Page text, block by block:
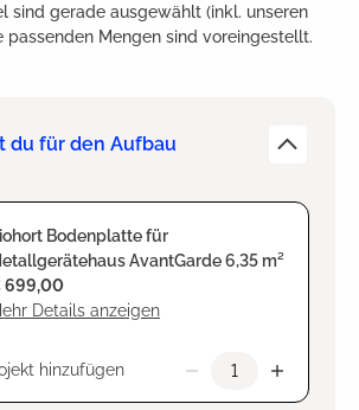
sind gerade ausgewählt (inkl. unseren
passenden Mengen sind voreingestellt.
du für den Aufbau
Bodenplatte für
AvantGarde 6,35 m²
Details anzeigen
699,00
hinzufügen